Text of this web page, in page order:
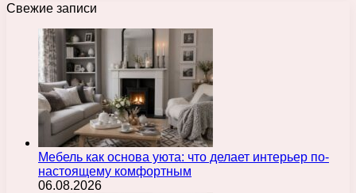
Свежие записи
Мебель как основа уюта: что делает интерьер по-
настоящему комфортным
06.08.2026